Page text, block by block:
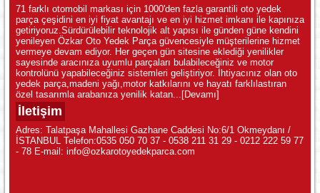
71 farklı otomobil markası için 1000'den fazla garantili oto yedek
parça çeşidini en iyi fiyat avantajı ve en iyi hizmet imkanı ile kapınıza
getiriyoruz.Sürdürülebilir teknolojik alt yapısı ile günden güne kendini
yenileyen Özkar Oto Yedek Parça güvencesiyle müşterilerine hizmet
vermeye devam ediyor. Her geçen gün sitesine eklediği yenilikler
sayesinde aracınıza uyumlu parçaları bulabileceğiniz ve motor
kontrolünü yapabileceğiniz sistemleri geliştiriyor. İhtiyacınız olan oto
yedek parça,madeni yağı,motor katkılarını ve hayatı farklılastıran
özel tasarımla arabanıza yenilik katan... [Devamı]
İletişim
Adres: Talatpaşa Mahallesi Gazhane Caddesi No:6/1 Okmeydanı /
İSTANBUL Telefon:0535 050 70 37 - 0538 211 31 29 - 0212 222 59 77
- 78 E-mail: info@ozkarotoyedekparca.com